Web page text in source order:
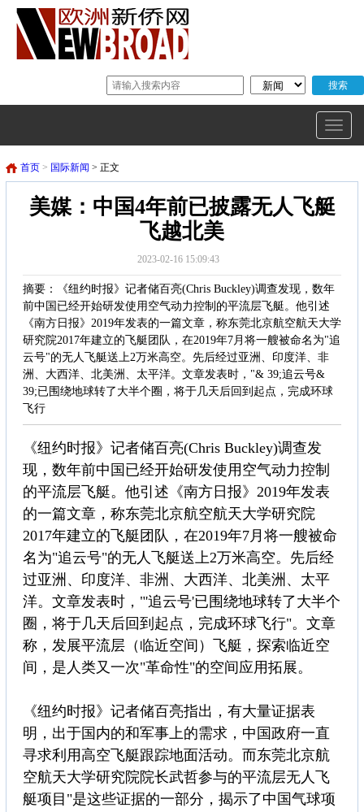
首页 > 国际新闻 > 正文
美媒：中国4年前已披露无人飞艇
飞越北美
2023-02-16 15:09:43
摘要：《纽约时报》记者储百亮(Chris Buckley)调查发现，数年
前中国已经开始研发使用空气动力控制的平流层飞艇。他引述
《南方日报》2019年发表的一篇文章，称东莞北京航空航天大学
研究院2017年建立的飞艇团队，在2019年7月将一艘被命名为"追
云号"的无人飞艇送上2万米高空。先后经过亚洲、印度洋、非
洲、大西洋、北美洲、太平洋。文章发表时，"& 39;追云号&
39;已围绕地球转了大半个圈，将于几天后回到起点，完成环球
飞行
《纽约时报》记者储百亮(Chris Buckley)调查发
现，数年前中国已经开始研发使用空气动力控制
的平流层飞艇。他引述《南方日报》2019年发表
的一篇文章，称东莞北京航空航天大学研究院
2017年建立的飞艇团队，在2019年7月将一艘被命
名为"追云号"的无人飞艇送上2万米高空。先后经
过亚洲、印度洋、非洲、大西洋、北美洲、太平
洋。文章发表时，"'追云号'已围绕地球转了大半个
圈，将于几天后回到起点，完成环球飞行"。文章
称，发展平流层（临近空间）飞艇，探索临近空
间，是人类又一次"革命性"的空间应用拓展。
《纽约时报》记者储百亮指出，有大量证据表
明，出于国内的和军事上的需求，中国政府一直
寻求利用高空飞艇跟踪地面活动。而东莞北京航
空航天大学研究院院长武哲参与的平流层无人飞
艇项目"是这些证据的一部分，揭示了中国气球项